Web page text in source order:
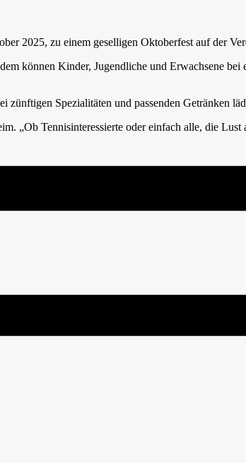
2025, zu einem geselligen Oktoberfest auf der
können Kinder, Jugendliche und Erwachsene
Spezialitäten und passenden Getränken
„Ob Tennisinteressierte oder einfach alle, die